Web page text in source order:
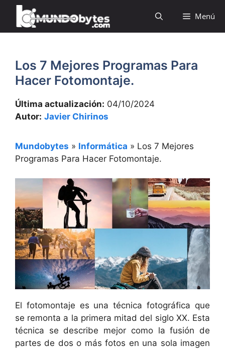
Saltar
contenido
Menú
Los 7 Mejores Programas Para
Hacer Fotomontaje.
Última actualización: 04/10/2024
Autor: Javier Chirinos
Mundobytes » Informática » Los 7 Mejores
Programas Para Hacer Fotomontaje.
El fotomontaje es una técnica fotográfica que
se remonta a la primera mitad del siglo XX. Esta
técnica se describe mejor como la fusión de
partes de dos o más fotos en una sola imagen